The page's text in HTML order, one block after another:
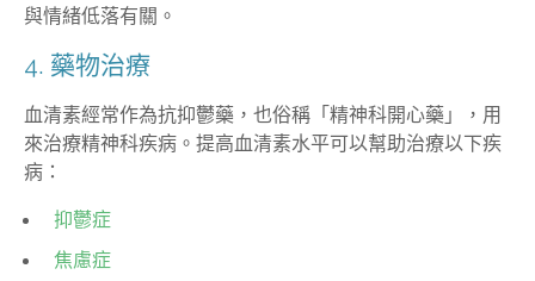
與情緒低落有關。
4. 藥物治療
血清素經常作為抗抑鬱藥，也俗稱「精神科開心藥」，用
來治療精神科疾病。提高血清素水平可以幫助治療以下疾
病：
抑鬱症
焦慮症